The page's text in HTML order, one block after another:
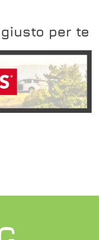
per te